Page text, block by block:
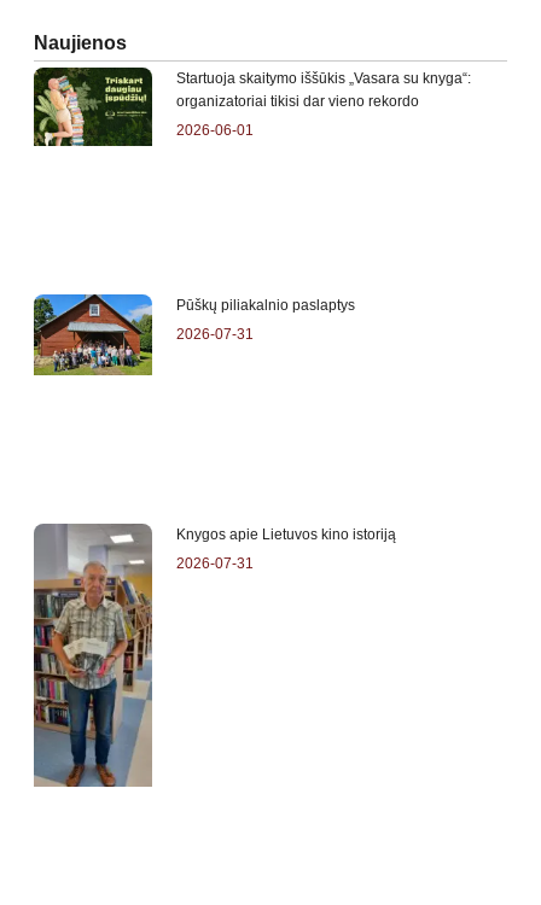
Naujienos
Startuoja skaitymo iššūkis „Vasara su knyga“:
organizatoriai tikisi dar vieno rekordo
2026-06-01
Pūškų piliakalnio paslaptys
2026-07-31
Knygos apie Lietuvos kino istoriją
2026-07-31